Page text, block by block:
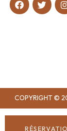
COPYRIGHT ©